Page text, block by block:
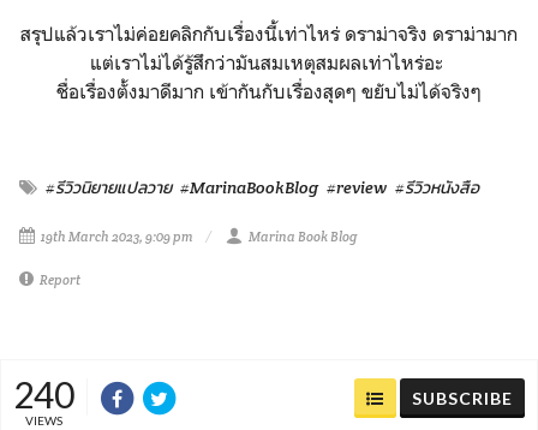
สรุปแล้วเราไม่ค่อยคลิกกับเรื่องนี้เท่าไหร่ ดราม่าจริง ดราม่ามาก
แต่เราไม่ได้รู้สึกว่ามันสมเหตุสมผลเท่าไหร่อะ
ชื่อเรื่องตั้งมาดีมาก เข้ากันกับเรื่องสุดๆ ขยับไม่ได้จริงๆ
#รีวิวนิยายแปลวาย #MarinaBookBlog #review #รีวิวหนังสือ
19th March 2023, 9:09 pm Marina Book Blog
Report
240
VIEWS
SUBSCRIBE